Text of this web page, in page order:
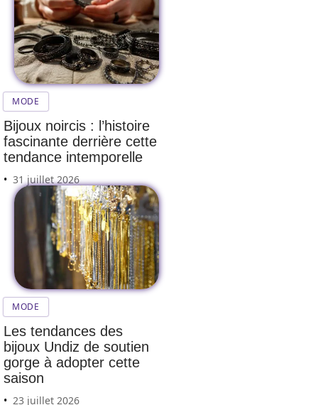
MODE
Bijoux noircis : l’histoire
fascinante derrière cette
tendance intemporelle
31 juillet 2026
MODE
Les tendances des
bijoux Undiz de soutien
gorge à adopter cette
saison
23 juillet 2026